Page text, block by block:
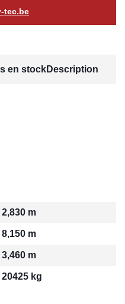
tec.be
en stockDescription
2,830 m
8,150 m
3,460 m
20425 kg